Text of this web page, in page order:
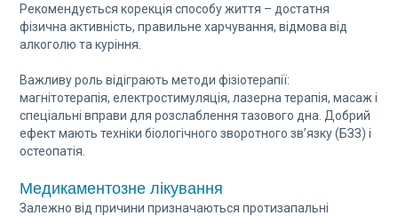
Рекомендується корекція способу життя – достатня
фізична активність, правильне харчування, відмова від
алкоголю та куріння.
Важливу роль відіграють методи фізіотерапії:
магнітотерапія, електростимуляція, лазерна терапія, масаж і
спеціальні вправи для розслаблення тазового дна. Добрий
ефект мають техніки біологічного зворотного зв’язку (БЗЗ) і
остеопатія.
Медикаментозне лікування
Залежно від причини призначаються протизапальні